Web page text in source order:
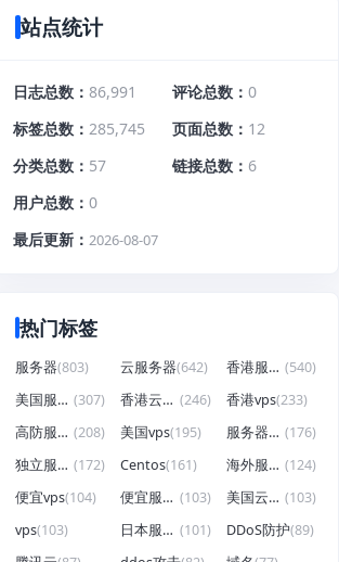
站点统计
日志总数 86,991 评论总数
0
标签总数
285,745 页面总数
12
分类总数
57 链接总数
6
用户总数
0
最后更新
2026-08-07
热门标签
服务器(803) 云服务器(642) 香港服务器 (540)
美国服务器 (307) 香港云服务器 (246) 香港vps(233)
高防服务器 (208) 美国vps(195) 服务器租用 (176)
独立服务器 (172) Centos(161) 海外服务器 (124)
便宜vps(104) 便宜服务器 (103) 美国云服务器 (103)
vps(103) 日本服务器 (101) DDoS防护(89)